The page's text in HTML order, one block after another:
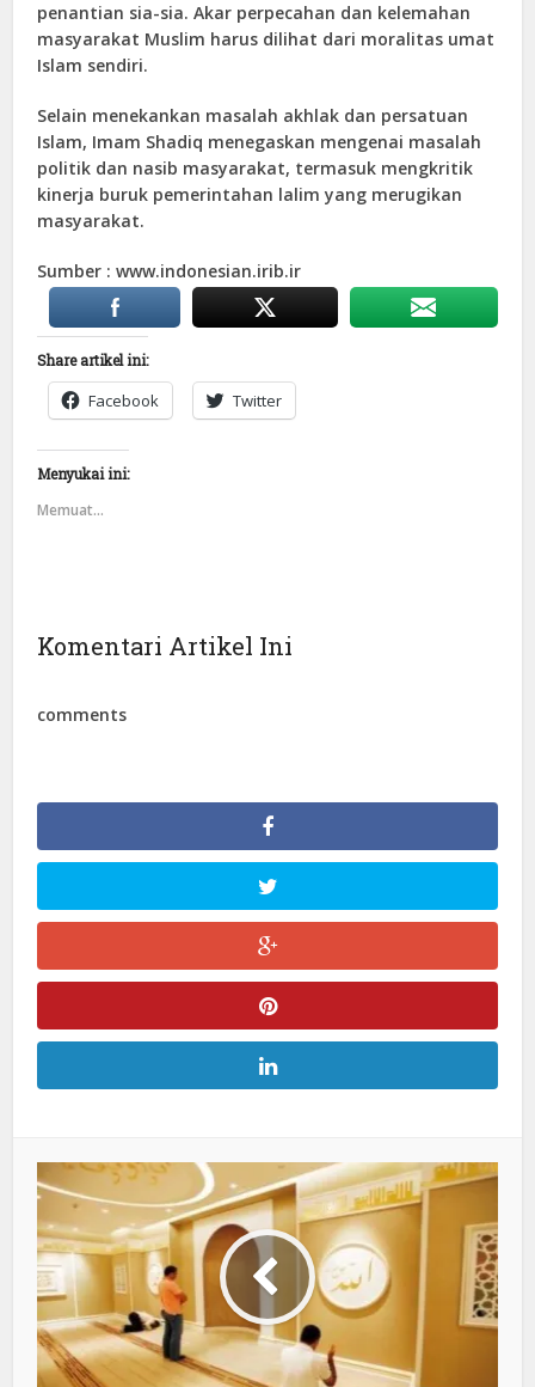
penantian sia-sia. Akar perpecahan dan kelemahan
masyarakat Muslim harus dilihat dari moralitas umat
Islam sendiri.
Selain menekankan masalah akhlak dan persatuan
Islam, Imam Shadiq menegaskan mengenai masalah
politik dan nasib masyarakat, termasuk mengkritik
kinerja buruk pemerintahan lalim yang merugikan
masyarakat.
Sumber : www.indonesian.irib.ir
Share artikel ini:
Facebook Twitter
Menyukai ini:
Memuat...
Komentari Artikel Ini
comments